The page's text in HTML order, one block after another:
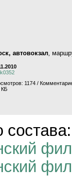
автовокзал,
1174 /
КБ
состава: